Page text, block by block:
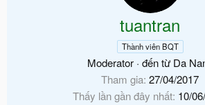
tuantran
Thành viên BQT
Moderator · đến từ Da
Tham gia 27/04/2017
Thấy lần gần đây nhất 10/